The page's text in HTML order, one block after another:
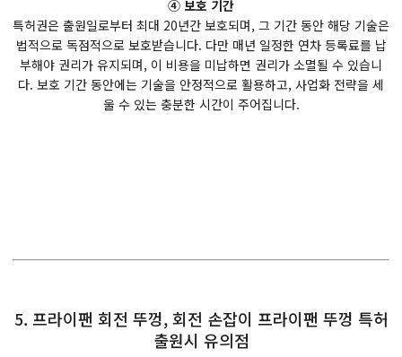
④ 보호 기간
특허권은 출원일로부터 최대 20년간 보호되며, 그 기간 동안 해당 기술은
법적으로 독점적으로 보호받습니다. 다만 매년 일정한 연차 등록료를 납
부해야 권리가 유지되며, 이 비용을 미납하면 권리가 소멸될 수 있습니
다. 보호 기간 동안에는 기술을 안정적으로 활용하고, 사업화 전략을 세
울 수 있는 충분한 시간이 주어집니다.
5. 프라이팬 회전 뚜껑, 회전 손잡이 프라이팬 뚜껑 특허
출원시 유의점